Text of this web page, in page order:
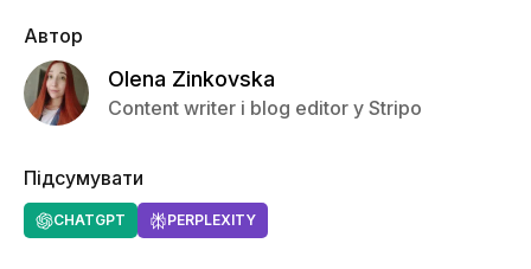
Автор
Olena Zinkovska
Content writer і blog editor у Stripo
Підсумувати
CHATGPT PERPLEXITY